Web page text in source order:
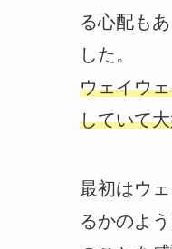
る心配も
した。
ウェイウ
していて
最初はウ
るかのよ